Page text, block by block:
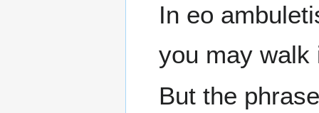
In eo
you may walk
But the